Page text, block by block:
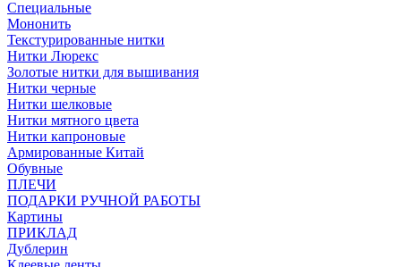
Специальные
Мононить
Текстурированные нитки
Нитки Люрекс
Золотые нитки для вышивания
Нитки черные
Нитки шелковые
Нитки мятного цвета
Нитки капроновые
Армированные Китай
Обувные
ПЛЕЧИ
ПОДАРКИ РУЧНОЙ РАБОТЫ
Картины
ПРИКЛАД
Дублерин